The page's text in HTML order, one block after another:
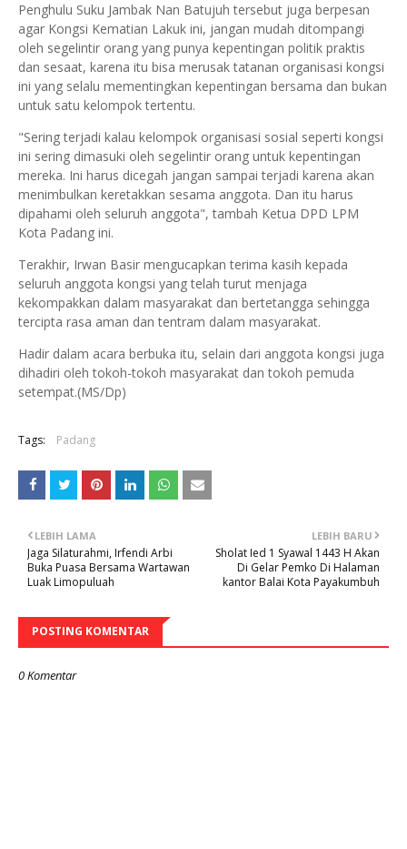
Penghulu Suku Jambak Nan Batujuh tersebut juga berpesan
agar Kongsi Kematian Lakuk ini, jangan mudah ditompangi
oleh segelintir orang yang punya kepentingan politik praktis
dan sesaat, karena itu bisa merusak tatanan organisasi kongsi
ini yang selalu mementingkan kepentingan bersama dan bukan
untuk satu kelompok tertentu.
"Sering terjadi kalau kelompok organisasi sosial seperti kongsi
ini sering dimasuki oleh segelintir orang untuk kepentingan
mereka. Ini harus dicegah jangan sampai terjadi karena akan
menimbulkan keretakkan sesama anggota. Dan itu harus
dipahami oleh seluruh anggota", tambah Ketua DPD LPM
Kota Padang ini.
Terakhir, Irwan Basir mengucapkan terima kasih kepada
seluruh anggota kongsi yang telah turut menjaga
kekompakkan dalam masyarakat dan bertetangga sehingga
tercipta rasa aman dan tentram dalam masyarakat.
Hadir dalam acara berbuka itu, selain dari anggota kongsi juga
dihadiri oleh tokoh-tokoh masyarakat dan tokoh pemuda
setempat.(MS/Dp)
Tags: Padang
LEBIH BARU
Sholat Ied 1 Syawal 1443 H Akan
Di Gelar Pemko Di Halaman
kantor Balai Kota Payakumbuh
LEBIH LAMA
Jaga Silaturahmi, Irfendi Arbi
Buka Puasa Bersama Wartawan
Luak Limopuluah
POSTING KOMENTAR
0 Komentar